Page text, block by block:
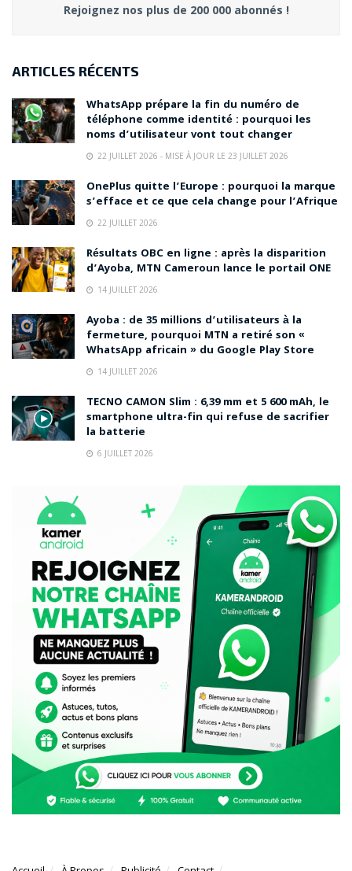
Rejoignez nos plus de 200 000 abonnés !
ARTICLES RÉCENTS
WhatsApp prépare la fin du numéro de
téléphone comme identité : pourquoi les
noms d’utilisateur vont tout changer
22 JUILLET 2026 - MISE À JOUR LE 23 JUILLET 2026
OnePlus quitte l’Europe : pourquoi la marque
s’efface et ce que cela change pour l’Afrique
22 JUILLET 2026
Résultats OBC en ligne : après la disparition
d’Ayoba, MTN Cameroun lance le portail ONE
14 JUILLET 2026
Ayoba : de 35 millions d’utilisateurs à la
fermeture, pourquoi MTN a retiré son «
WhatsApp africain » du Google Play Store
14 JUILLET 2026
TECNO CAMON Slim : 6,39 mm et 5 600 mAh, le
smartphone ultra-fin qui refuse de sacrifier
la batterie
6 JUILLET 2026